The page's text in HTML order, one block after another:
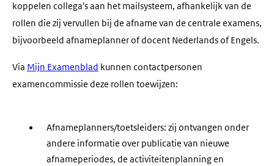
koppelen collega's aan het mailsysteem, afhankelijk van de
rollen die zij vervullen bij de afname van de centrale examens,
bijvoorbeeld afnameplanner of docent Nederlands of Engels.
Via Mijn Examenblad kunnen contactpersonen
examencommissie deze rollen toewijzen:
Afnameplanners/toetsleiders: zij ontvangen onder
andere informatie over publicatie van nieuwe
afnameperiodes, de activiteitenplanning en